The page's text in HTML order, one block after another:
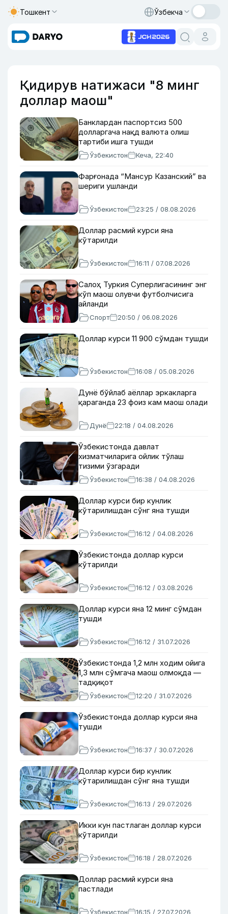
Тошкент Ўзбекча
Қидирув натижаси "8 минг
доллар маош"
Банклардан паспортсиз 500
долларгача нақд валюта олиш
тартиби ишга тушди
Ўзбекистон Кеча, 22:40
Фарғонада “Мансур Казанский” ва
шериги ушланди
Ўзбекистон 23:25 / 08.08.2026
Доллар расмий курси яна
кўтарилди
Ўзбекистон 16:11 / 07.08.2026
Салоҳ Туркия Суперлигасининг энг
кўп маош олувчи футболчисига
айланди
Спорт 20:50 / 06.08.2026
Доллар курси 11 900 сўмдан тушди
Ўзбекистон 16:08 / 05.08.2026
Дунё бўйлаб аёллар эркакларга
қараганда 23 фоиз кам маош олади
Дунё 22:18 / 04.08.2026
Ўзбекистонда давлат
хизматчиларига ойлик тўлаш
тизими ўзгаради
Ўзбекистон 16:38 / 04.08.2026
Доллар курси бир кунлик
кўтарилишдан сўнг яна тушди
Ўзбекистон 16:12 / 04.08.2026
Ўзбекистонда доллар курси
кўтарилди
Ўзбекистон 16:12 / 03.08.2026
Доллар курси яна 12 минг сўмдан
тушди
Ўзбекистон 16:12 / 31.07.2026
Ўзбекистонда 1,2 млн ходим ойига
1,3 млн сўмгача маош олмоқда —
тадқиқот
Ўзбекистон 12:20 / 31.07.2026
Ўзбекистонда доллар курси яна
тушди
Ўзбекистон 16:37 / 30.07.2026
Доллар курси бир кунлик
кўтарилишдан сўнг яна тушди
Ўзбекистон 16:13 / 29.07.2026
Икки кун пастлаган доллар курси
кўтарилди
Ўзбекистон 16:18 / 28.07.2026
Доллар расмий курси яна
пастлади
Ўзбекистон 16:15 / 27.07.2026